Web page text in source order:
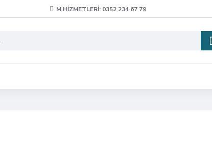
M.HIZMETLERI: 0352 234 67 79